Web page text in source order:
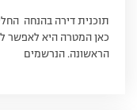
תוכנית דירה בהנחה
כאן המטרה היא לאפשר
הראשונה. הנרשמים